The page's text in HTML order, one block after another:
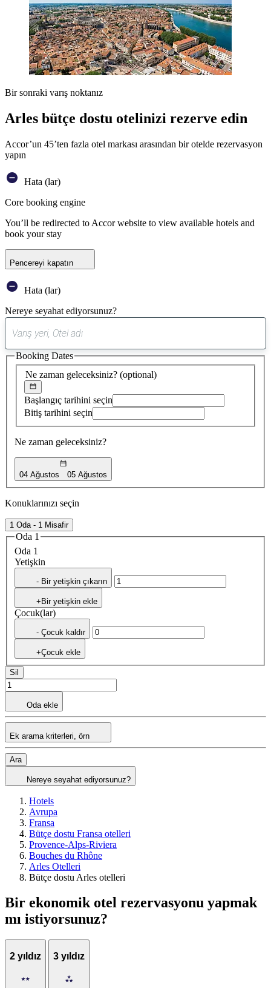
Bir sonraki varış noktanız
Arles bütçe dostu otelinizi rezerve edin
Accor’un 45’ten fazla otel markası arasından bir otelde rezervasyon
yapın
Hata (lar)
Core booking engine
You’ll be redirected to Accor website to view available hotels and
book your stay
Pencereyi kapatın
Hata (lar)
Nereye seyahat ediyorsunuz?
öneri
bulundu
Ne zaman geleceksiniz? (optional)
Başlangıç tarihini seçin
Bitiş tarihini seçin
Ne zaman geleceksiniz?
04 Ağustos 05 Ağustos
Booking Dates
Konuklarınızı seçin
1 Oda - 1 Misafir
Oda 1
Oda 1
Yetişkin
- Bir yetişkin çıkarın
+Bir yetişkin ekle
Çocuk(lar)
- Çocuk kaldır
+Çocuk ekle
Sil
Oda ekle
Ek arama kriterleri, örn
Ara
Nereye seyahat ediyorsunuz?
Hotels
Avrupa
Fransa
Bütçe dostu Fransa otelleri
Provence-Alps-Riviera
Bouches du Rhône
Arles Otelleri
Bütçe dostu Arles otelleri
Bir ekonomik otel rezervasyonu yapmak
mı istiyorsunuz?
2 yıldız 3 yıldız